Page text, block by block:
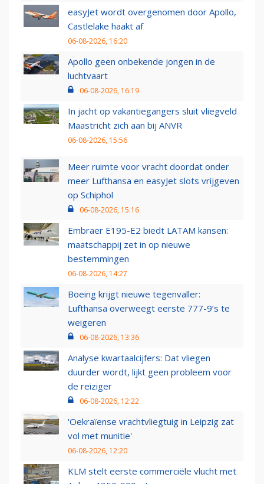
easyJet wordt overgenomen door Apollo,
Castlelake haakt af
06-08-2026, 16:20
Apollo geen onbekende jongen in de
luchtvaart
06-08-2026, 16:19
In jacht op vakantiegangers sluit vliegveld
Maastricht zich aan bij ANVR
06-08-2026, 15:56
Meer ruimte voor vracht doordat onder
meer Lufthansa en easyJet slots vrijgeven
op Schiphol
06-08-2026, 15:16
Embraer E195-E2 biedt LATAM kansen:
maatschappij zet in op nieuwe
bestemmingen
06-08-2026, 14:27
Boeing krijgt nieuwe tegenvaller:
Lufthansa overweegt eerste 777-9’s te
weigeren
06-08-2026, 13:36
Analyse kwartaalcijfers: Dat vliegen
duurder wordt, lijkt geen probleem voor
de reiziger
06-08-2026, 12:22
'Oekraïense vrachtvliegtuig in Leipzig zat
vol met munitie'
06-08-2026, 12:20
KLM stelt eerste commerciële vlucht met